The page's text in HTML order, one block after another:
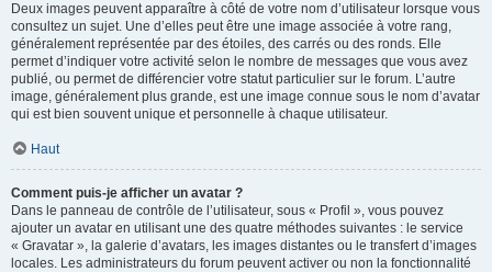
Deux images peuvent apparaître à côté de votre nom d’utilisateur lorsque vous
consultez un sujet. Une d’elles peut être une image associée à votre rang,
généralement représentée par des étoiles, des carrés ou des ronds. Elle
permet d’indiquer votre activité selon le nombre de messages que vous avez
publié, ou permet de différencier votre statut particulier sur le forum. L’autre
image, généralement plus grande, est une image connue sous le nom d’avatar
qui est bien souvent unique et personnelle à chaque utilisateur.
Haut
Comment puis-je afficher un avatar ?
Dans le panneau de contrôle de l’utilisateur, sous « Profil », vous pouvez
ajouter un avatar en utilisant une des quatre méthodes suivantes : le service
« Gravatar », la galerie d’avatars, les images distantes ou le transfert d’images
locales. Les administrateurs du forum peuvent activer ou non la fonctionnalité